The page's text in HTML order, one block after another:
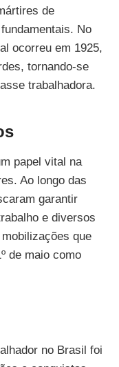
de
No
ocorreu em 1925,
tornando-se
trabalhadora.
papel vital na
Ao longo das
garantir
e diversos
que
de maio como
no Brasil foi